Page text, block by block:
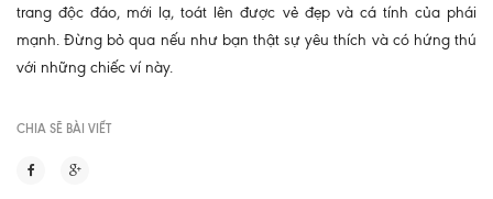
trang độc đáo, mới lạ, toát lên được vẻ đẹp và cá tính của phái
mạnh. Đừng bỏ qua nếu như bạn thật sự yêu thích và có hứng thú
với những chiếc ví này.
CHIA SẼ BÀI VIẾT